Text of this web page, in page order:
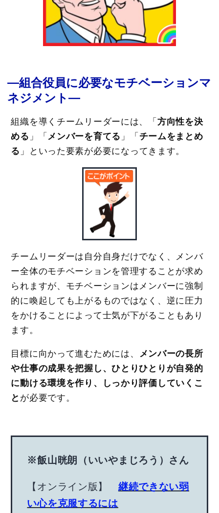
―組合役員に必要なモチベーションマ
ネジメント―
組織を導くチームリーダーには、「 方向性を決
める 」「 メンバーを育てる 」「 チームをまとめ
る 」といった要素が必要になってきます。
チームリーダーは自分自身だけでなく、メンバ
ー全体のモチベーションを管理することが求め
られますが、モチベーションはメンバーに強制
的に喚起しても上がるものではなく、逆に圧力
をかけることによって士気が下がることもあり
ます。
目標に向かって進むためには、
メンバーの長所
や仕事の成果を把握し、ひとりひとりが自発的
に動ける環境を作り、しっかり評価していくこ
と が必要です。
※飯山晄朗（いいやまじろう）さん
【オンライン版】 継続できない弱
い心を克服するには